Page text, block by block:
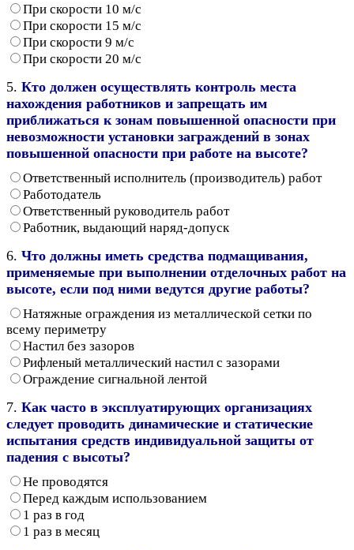
При скорости 10 м/с
При скорости 15 м/с
При скорости 9 м/с
При скорости 20 м/с
5. Кто должен осуществлять контроль места
нахождения работников и запрещать им
приближаться к зонам повышенной опасности при
невозможности установки заграждений в зонах
повышенной опасности при работе на высоте?
Ответственный исполнитель (производитель) работ
Работодатель
Ответственный руководитель работ
Работник, выдающий наряд-допуск
6. Что должны иметь средства подмащивания,
применяемые при выполнении отделочных работ на
высоте, если под ними ведутся другие работы?
Натяжные ограждения из металлической сетки по
всему периметру
Настил без зазоров
Рифленый металлический настил с зазорами
Ограждение сигнальной лентой
7. Как часто в эксплуатирующих организациях
следует проводить динамические и статические
испытания средств индивидуальной защиты от
падения с высоты?
Не проводятся
Перед каждым использованием
1 раз в год
1 раз в месяц